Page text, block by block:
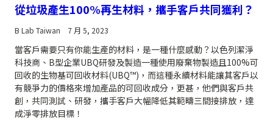
從垃圾產生100%再生材料，攜手客戶共同獲利？
B Lab Taiwan 7 月 5, 2023
當客戶需要只有你能生產的材料，是一種什麼感動？以色列潔淨
科技商、B型企業UBQ研發及製造一種使用廢棄物製造且100%可
回收的生物基可回收材料(UBQ™)，而這種永續材料能讓其客戶以
有競爭力的價格來增加產品的可回收成分，更甚，他們與客戶共
創，共同測試、研發，攜手客戶大幅降低其範疇三間接排放，達
成淨零排放目標！